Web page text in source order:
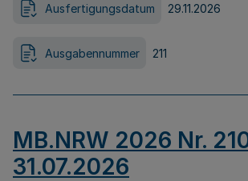
Ausfertigungsdatum 29.11.2026
Ausgabennummer 211
MB.NRW 2026 Nr.
31.07.2026